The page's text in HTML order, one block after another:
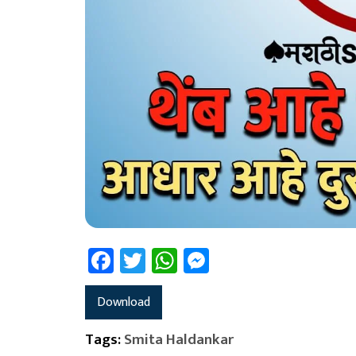
Facebook
TwitterWhatsApp
Download
Tags:Smita Haldankar